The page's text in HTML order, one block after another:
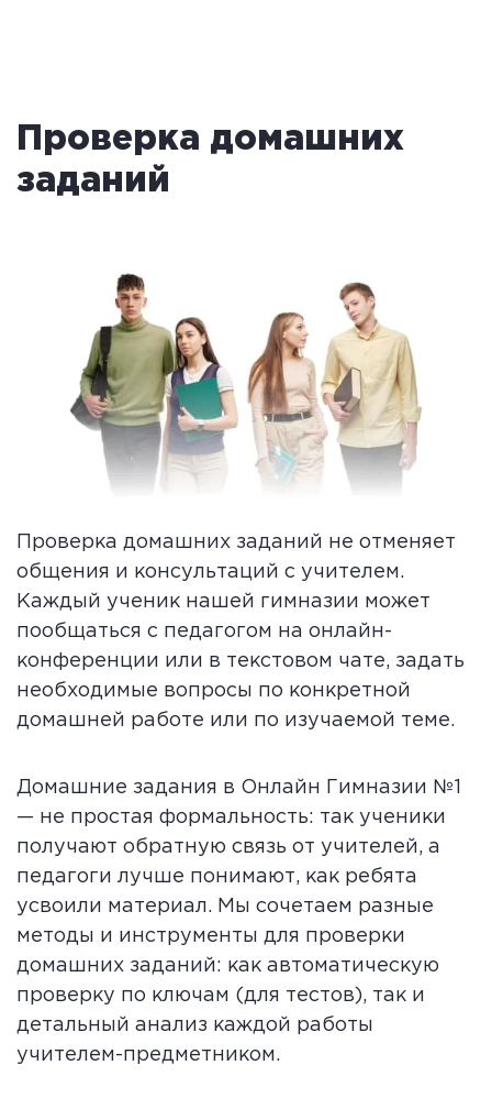
Проверка домашних
заданий
Проверка домашних заданий не отменяет
общения и консультаций с учителем.
Каждый ученик нашей гимназии может
пообщаться с педагогом на онлайн-
конференции или в текстовом чате, задать
необходимые вопросы по конкретной
домашней работе или по изучаемой теме.
Домашние задания в Онлайн Гимназии №1
— не простая формальность: так ученики
получают обратную связь от учителей, а
педагоги лучше понимают, как ребята
усвоили материал. Мы сочетаем разные
методы и инструменты для проверки
домашних заданий: как автоматическую
проверку по ключам (для тестов), так и
детальный анализ каждой работы
учителем-предметником.